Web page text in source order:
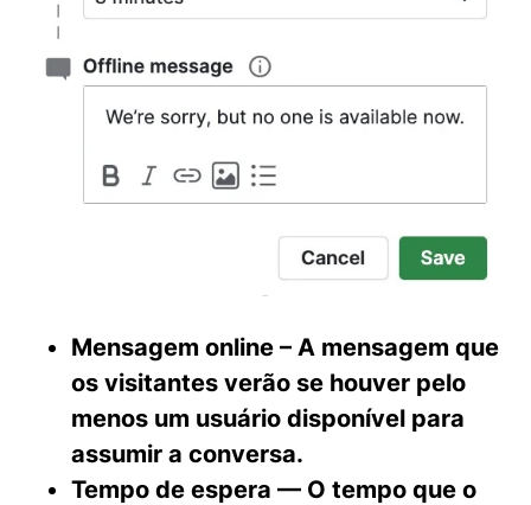
Mensagem online – A mensagem que
os visitantes verão se houver pelo
menos um usuário disponível para
assumir a conversa.
Tempo de espera — O tempo que o